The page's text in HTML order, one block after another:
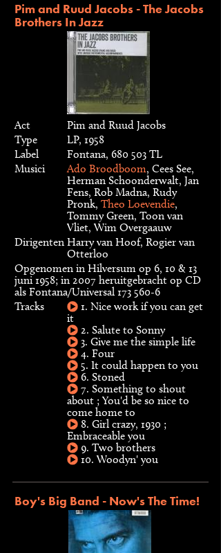
Pim and Ruud Jacobs - The Jacobs
Brothers In Jazz
Act
Pim and Ruud Jacobs
Type
LP, 1958
Label
Fontana, 680 503 TL
Musici
Ado Broodboom, Cees See,
Herman Schoonderwalt, Jan
Fens, Rob Madna, Rudy
Pronk, Theo Loevendie,
Tommy Green, Toon van
Vliet, Wim Overgaauw
Dirigenten Harry van Hoof, Rogier van
Otterloo
Opgenomen in Hilversum op 6, 10 & 13
juni 1958; in 2007 heruitgebracht op CD
als Fontana/Universal 173 560-6
Tracks
1. Nice work if you can get
it
2. Salute to Sonny
3. Give me the simple life
4. Four
5. It could happen to you
6. Stoned
7. Something to shout
about ; You'd be so nice to
come home to
8. Girl crazy, 1930 ;
Embraceable you
9. Two brothers
10. Woodyn' you
Boy's Big Band - Now's The Time!